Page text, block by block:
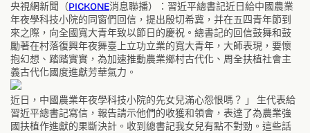
央視網新聞（PICKONE消息聯播）：習近平總書記近日給中國農業
年夜學科技小院的同窗們回信，提出殷切希冀，并在五四青年節到
來之際，向全國寬大青年致以節日的慶祝。總書記的回信鼓舞和鼓
勵著在村落復興年夜舞臺上立功立業的寬大青年，大師表現，要懷
抱幻想、踏踏實實，為加速推動農業鄉村古代化、周全扶植社會主
義古代化國度進獻芳華氣力。
近日，中國農業年夜學科技小院的先女兒滿心怨恨嗎？ 」 生代表給
習近平總書記寫信，報告請示他們的收獲和領會，表達了為農業強
國扶植作進獻的果斷決計。收到總書記我女兒有點不對勁。這些話